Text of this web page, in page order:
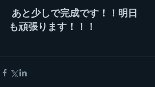
あと少しで完成です！！明日
も頑張ります！！！